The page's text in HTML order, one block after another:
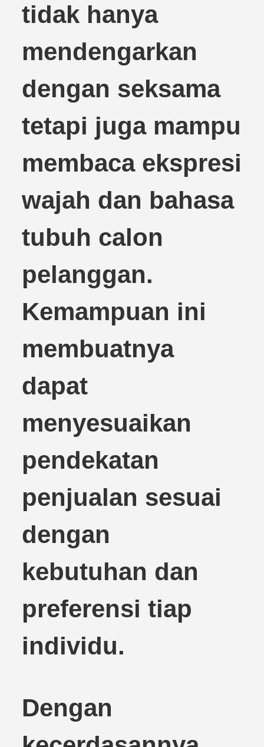
tidak hanya
mendengarkan
dengan seksama
tetapi juga mampu
membaca ekspresi
wajah dan bahasa
tubuh calon
pelanggan.
Kemampuan ini
membuatnya
dapat
menyesuaikan
pendekatan
penjualan sesuai
dengan
kebutuhan dan
preferensi tiap
individu.
Dengan